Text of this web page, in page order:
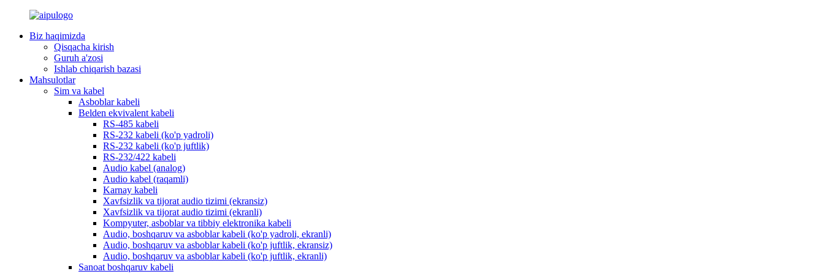
Biz haqimizda
Qisqacha kirish
Guruh a'zosi
Ishlab chiqarish bazasi
Mahsulotlar
Sim va kabel
Asboblar kabeli
Belden ekvivalent kabeli
RS-485 kabeli
RS-232 kabeli (ko'p yadroli)
RS-232 kabeli (ko'p juftlik)
RS-232/422 kabeli
Audio kabel (analog)
Audio kabel (raqamli)
Karnay kabeli
Xavfsizlik va tijorat audio tizimi (ekransiz)
Xavfsizlik va tijorat audio tizimi (ekranli)
Kompyuter, asboblar va tibbiy elektronika kabeli
Audio, boshqaruv va asboblar kabeli (ko'p yadroli, ekranli)
Audio, boshqaruv va asboblar kabeli (ko'p juftlik, ekransiz)
Audio, boshqaruv va asboblar kabeli (ko'p juftlik, ekranli)
Sanoat boshqaruv kabeli